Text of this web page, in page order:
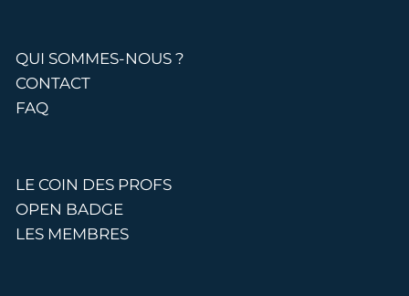
QUI SOMMES-NOUS ?
CONTACT
FAQ
LE COIN DES PROFS
OPEN BADGE
LES MEMBRES